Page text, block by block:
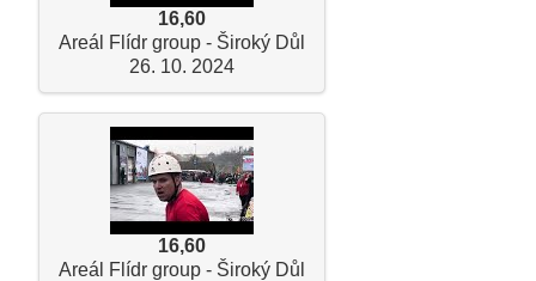
16,60
Areál Flídr group - Široký Důl
26. 10. 2024
16,60
Areál Flídr group - Široký Důl